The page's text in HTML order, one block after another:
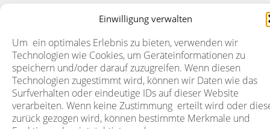
Einwilligung verwalten
Um ein optimales Erlebnis zu bieten, verwenden wir
Technologien wie Cookies, um Geräteinformationen zu
speichern und/oder darauf zuzugreifen. Wenn diesen
Technologien zugestimmt wird, können wir Daten wie das
Surfverhalten oder eindeutige IDs auf dieser Website
verarbeiten. Wenn keine Zustimmung erteilt wird oder
zurück gezogen wird, können bestimmte Merkmale und